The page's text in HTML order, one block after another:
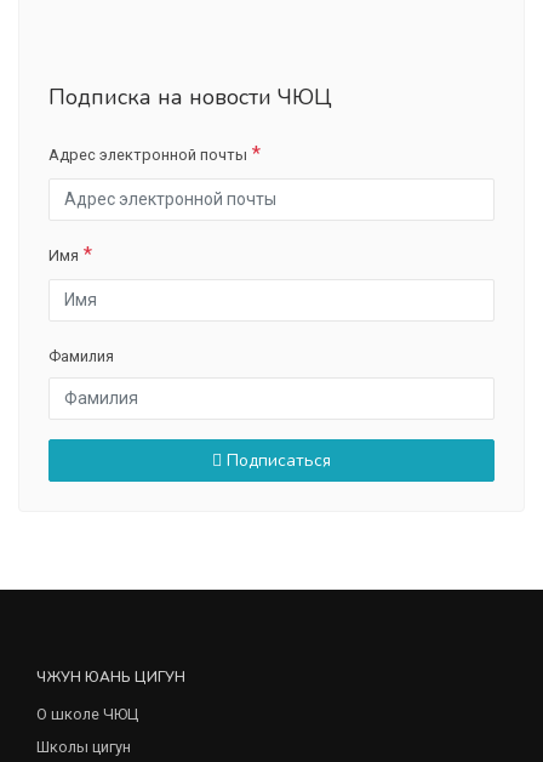
Подписка на новости ЧЮЦ
Адрес электронной почты
Имя
Фамилия
Подписаться
ЧЖУН ЮАНЬ ЦИГУН
О школе ЧЮЦ
Школы цигун